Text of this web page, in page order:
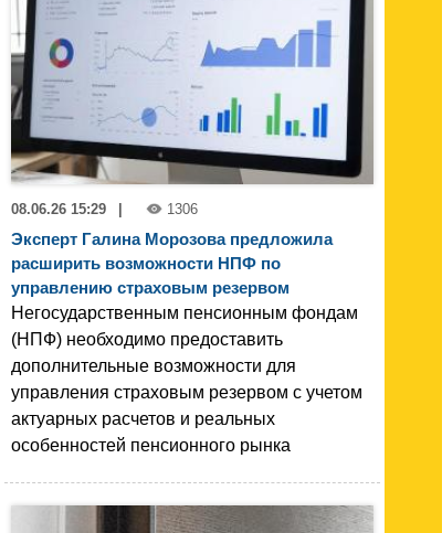
08.06.26 15:29 | 1306
Эксперт Галина Морозова предложила
расширить возможности НПФ по
управлению страховым резервом
Негосударственным пенсионным фондам
(НПФ) необходимо предоставить
дополнительные возможности для
управления страховым резервом с учетом
актуарных расчетов и реальных
особенностей пенсионного рынка